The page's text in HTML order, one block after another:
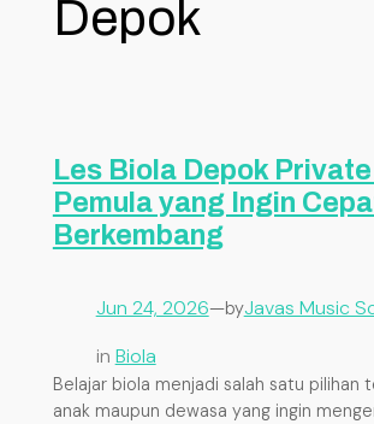
Depok
Les Biola Depok
Pemula yang Ingin
Berkembang
Jun 24, 2026—byJavas Music
in Biola
Belajar biola menjadi salah satu pilihan
anak maupun dewasa yang ingin